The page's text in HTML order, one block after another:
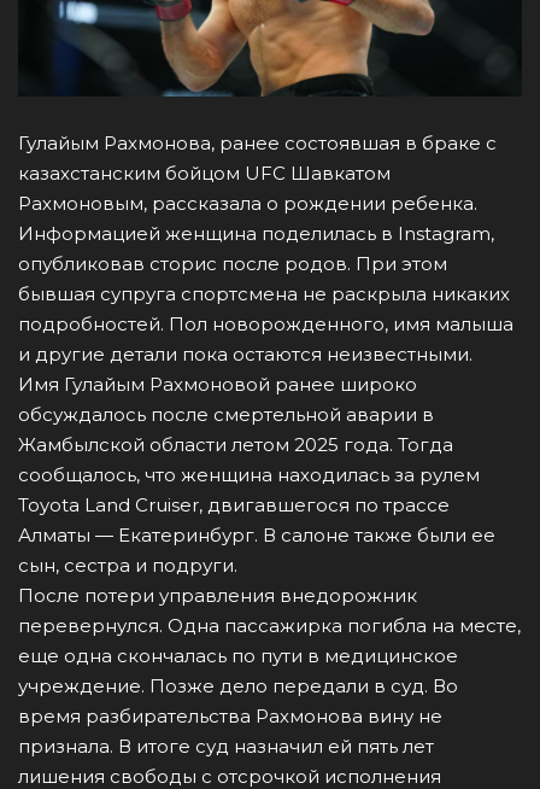
Гулайым Рахмонова, ранее состоявшая в браке с
казахстанским бойцом UFC Шавкатом
Рахмоновым, рассказала о рождении ребенка.
Информацией женщина поделилась в Instagram,
опубликовав сторис после родов. При этом
бывшая супруга спортсмена не раскрыла никаких
подробностей. Пол новорожденного, имя малыша
и другие детали пока остаются неизвестными.
Имя Гулайым Рахмоновой ранее широко
обсуждалось после смертельной аварии в
Жамбылской области летом 2025 года. Тогда
сообщалось, что женщина находилась за рулем
Toyota Land Cruiser, двигавшегося по трассе
Алматы — Екатеринбург. В салоне также были ее
сын, сестра и подруги.
После потери управления внедорожник
перевернулся. Одна пассажирка погибла на месте,
еще одна скончалась по пути в медицинское
учреждение. Позже дело передали в суд. Во
время разбирательства Рахмонова вину не
признала. В итоге суд назначил ей пять лет
лишения свободы с отсрочкой исполнения